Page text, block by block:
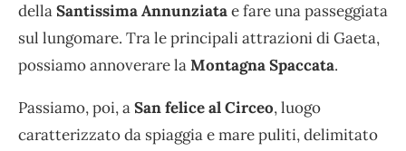
dellaSantissima Annunziatae fare una passeggiata
sul lungomare. Tra le principali attrazioni di Gaeta,
possiamo annoverare laMontagna Spaccata.
Passiamo, poi, aSan felice al Circeo, luogo
caratterizzato da spiaggia e mare puliti, delimitato